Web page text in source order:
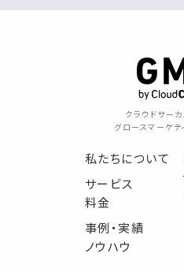
クラウドサー
グロースマーケテ
私たちについて
サービス
料金
事例・実績
ノウハウ